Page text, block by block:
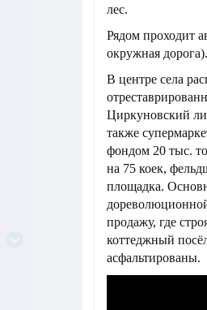
лес.
Рядом проходит
окружная дорога).
В центре села
Циркуновский
также
фондом 20 тыс.
на 75 коек,
площадка.
продажу, где
коттеджный
асфальтированы.